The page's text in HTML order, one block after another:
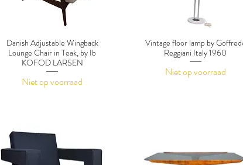
Danish Adjustable Wingback
Lounge Chair in Teak, by Ib
KOFOD LARSEN
Niet op voorraad
Vintage floor lamp by
Reggiani Italy 1960
Niet op voorraad